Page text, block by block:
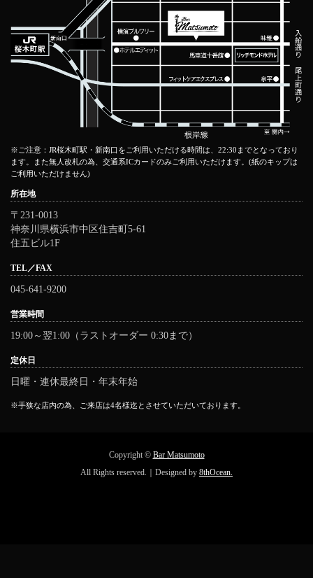
※ご注意：JR桜木町駅・新南口をご利用いただける時間は、22:30までとなっており
ます。また無人改札の為、交通系ICカードのみご利用いただけます。(紙のキップは
ご利用いただけません)
所在地
〒231-0013
神奈川県横浜市中区住吉町5-61
住五ビル1F
TEL／FAX
045-641-9200
営業時間
19:00～翌1:00（ラストオーダー 0:30まで）
定休日
日曜・連休最終日・年末年始
※手狭な店内の為、ご来店は4名様迄とさせていただいております。
Copyright © Bar Matsumoto
All Rights reserved.｜Designed by 8thOcean.